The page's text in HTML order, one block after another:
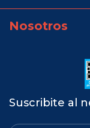
Nosotros
Suscribite al